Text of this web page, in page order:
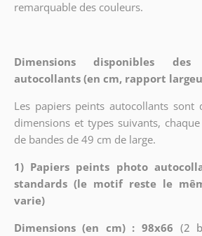
remarquable des couleurs.
Dimensions disponibles
autocollants (en cm, rapport
Les papiers peints autocollants sont
dimensions et types suivants,
de bandes de 49 cm de large.
1) Papiers peints photo
standards (le motif reste le
varie)
Dimensions (en cm) : 98x66 (2